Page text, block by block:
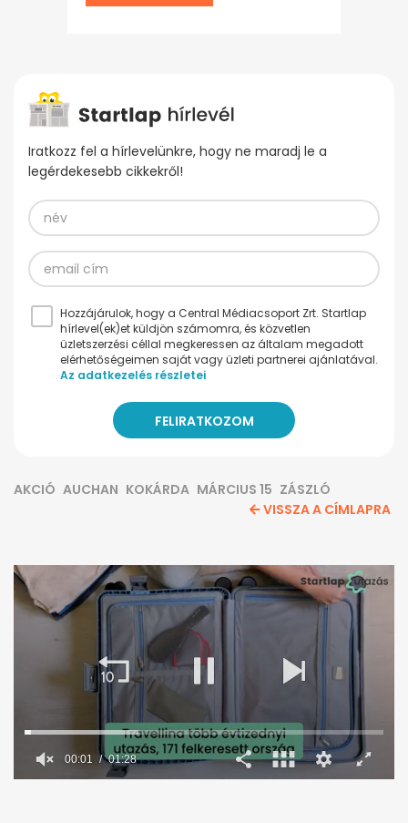
Iratkozz fel a hírlevelünkre, hogy ne maradj le a
legérdekesebb cikkekről!
Hozzájárulok, hogy a Central Médiacsoport Zrt. Startlap
hírlevel(ek)et küldjön számomra, és közvetlen
üzletszerzési céllal megkeressen az általam megadott
elérhetőségeimen saját vagy üzleti partnerei ajánlatával.
Az adatkezelés részletei
AKCIÓ AUCHAN KOKÁRDA MÁRCIUS 15 ZÁSZLÓ
VISSZA A CÍMLAPRA
00:02 01:28